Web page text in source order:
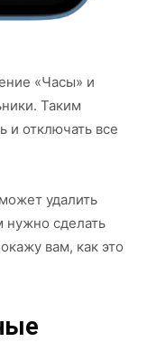
«Часы» и
Таким
и отключать все
удалить
нужно сделать
вам, как это